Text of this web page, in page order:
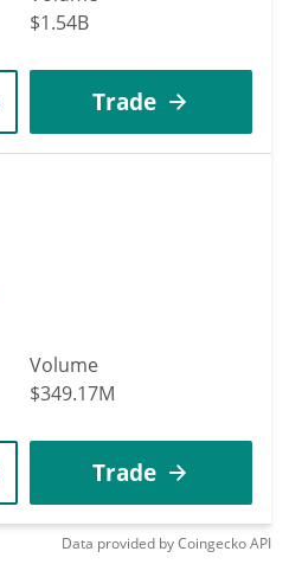
$1.54B
Trade
Volume
$349.17M
Trade
Data provided byCoingeckoAPI